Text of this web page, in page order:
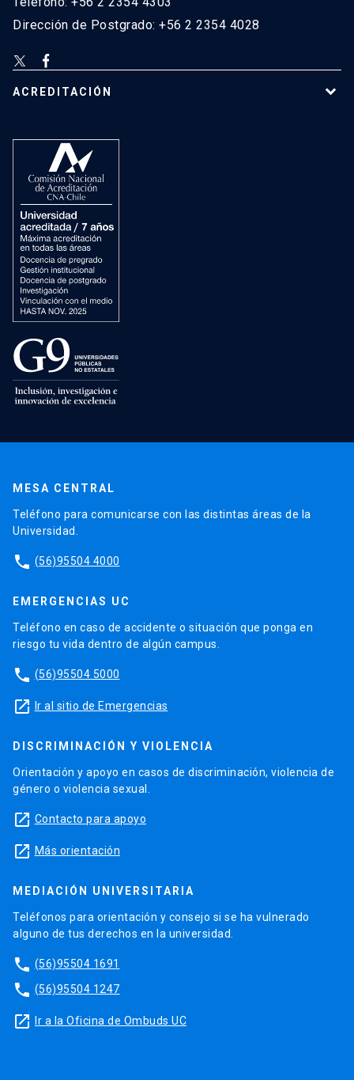
Dirección de Postgrado: +56 2 2354 4028
ACREDITACIÓN
MESA CENTRAL
Teléfono para comunicarse con las distintas áreas de la
Universidad.
phone (56)95504 4000
EMERGENCIAS UC
Teléfono en caso de accidente o situación que ponga en
riesgo tu vida dentro de algún campus.
phone (56)95504 5000
launch Ir al sitio de Emergencias
DISCRIMINACIÓN Y VIOLENCIA
Orientación y apoyo en casos de discriminación, violencia de
género o violencia sexual.
launch Contacto para apoyo
launch Más orientación
MEDIACIÓN UNIVERSITARIA
Teléfonos para orientación y consejo si se ha vulnerado
alguno de tus derechos en la universidad.
phone (56)95504 1691
phone (56)95504 1247
launch Ir a la Oficina de Ombuds UC